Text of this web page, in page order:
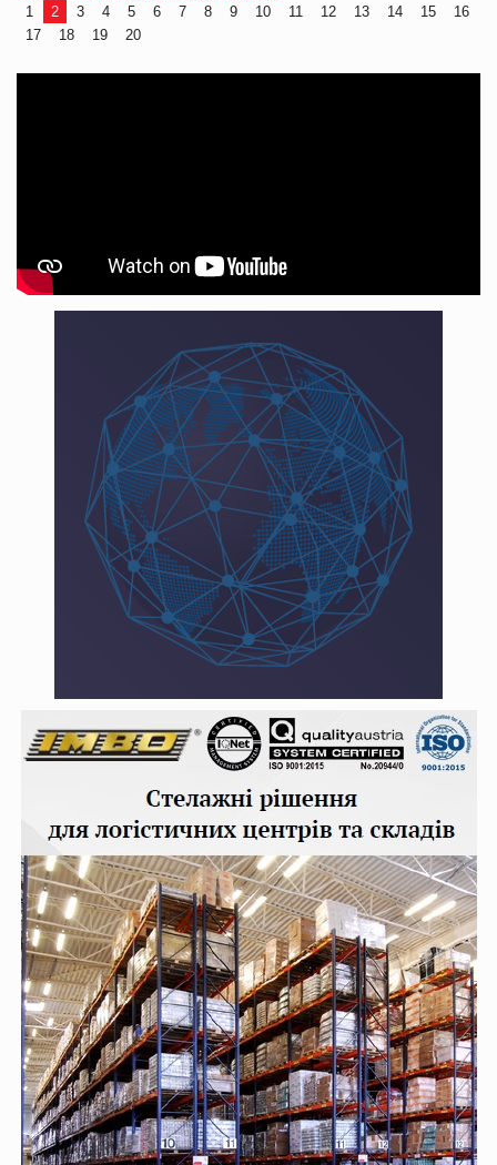
1 2 3 4 5 6 7 8 9 10 11 12 13 14 15
16
17
18 19 20